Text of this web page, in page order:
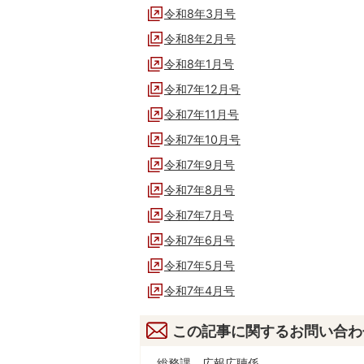
令和8年3月号
令和8年2月号
令和8年1月号
令和7年12月号
令和7年11月号
令和7年10月号
令和7年9月号
令和7年8月号
令和7年7月号
令和7年6月号
令和7年5月号
令和7年4月号
この記事に関するお問い合